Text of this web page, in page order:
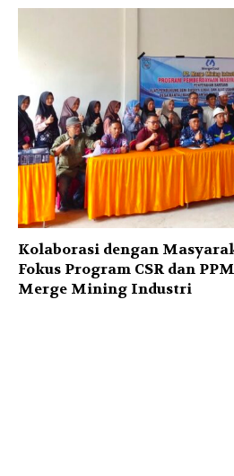
Kolaborasi dengan
Fokus Program CSR dan
Merge Mining Industri